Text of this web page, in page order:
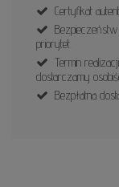
Certyfikat
priorytet.
Termin
dostarczamy
Bezpłatna